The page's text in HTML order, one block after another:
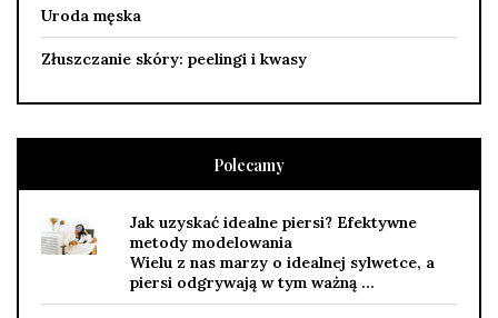
Uroda męska
Złuszczanie skóry: peelingi i kwasy
Polecamy
Jak uzyskać idealne piersi? Efektywne
metody modelowania
Wielu z nas marzy o idealnej sylwetce, a
piersi odgrywają w tym ważną …